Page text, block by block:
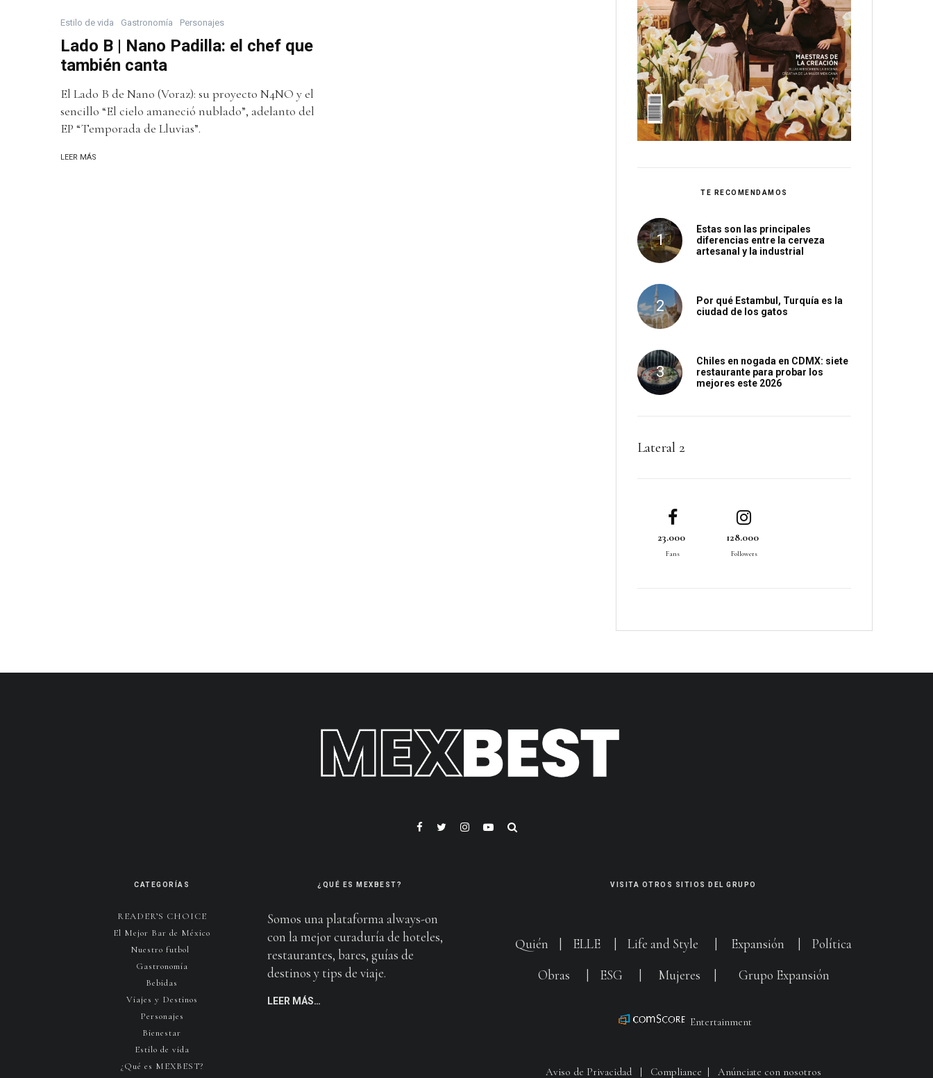
Estilo de vida Gastronomía Personajes
Lado B | Nano Padilla: el chef que
también canta
El Lado B de Nano (Voraz): su proyecto N4NO y el
sencillo “El cielo amaneció nublado”, adelanto del
EP “Temporada de Lluvias”.
LEER MÁS
TE RECOMENDAMOS
Estas son las principales
diferencias entre la cerveza
artesanal y la industrial
Por qué Estambul, Turquía es la
ciudad de los gatos
Chiles en nogada en CDMX: siete
restaurante para probar los
mejores este 2026
Lateral 2
23.000
Fans
128.000
Followers
CATEGORÍAS
READER’S CHOICE
El Mejor Bar de México
Nuestro futbol
Gastronomía
Bebidas
Viajes y Destinos
Personajes
Bienestar
Estilo de vida
¿Qué es MEXBEST?
¿QUÉ ES MEXBEST?
Somos una plataforma always-on
con la mejor curaduría de hoteles,
restaurantes, bares, guías de
destinos y tips de viaje.
LEER MÁS…
VISITA OTROS SITIOS DEL GRUPO
Quién ELLE Life and Style Expansión
Política
Obras
ESG Mujeres Grupo Expansión
Entertainment
Aviso de Privacidad | Compliance | Anúnciate con nosotros